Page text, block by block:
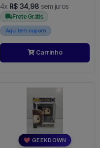
4x R$ 34,98 sem juros
Frete Grátis
Aqui tem cupom
Carrinho
💖 GEEKDOWN